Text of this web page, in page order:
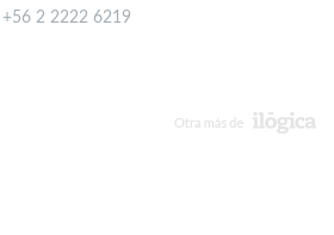
+56 2 2222 6219